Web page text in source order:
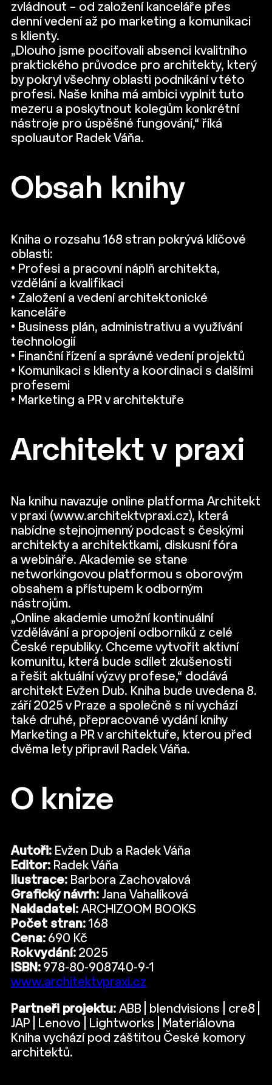
zvládnout – od založení kanceláře přes
denní vedení až po marketing a komunikaci
s klienty.
„Dlouho jsme pociťovali absenci kvalitního
praktického průvodce pro architekty, který
by pokryl všechny oblasti podnikání v této
profesi. Naše kniha má ambici vyplnit tuto
mezeru a poskytnout kolegům konkrétní
nástroje pro úspěšné fungování,“ říká
spoluautor Radek Váňa.
Obsah knihy
Kniha o rozsahu 168 stran pokrývá klíčové
oblasti:
• Profesi a pracovní náplň architekta,
vzdělání a kvalifikaci
• Založení a vedení architektonické
kanceláře
• Business plán, administrativu a využívání
technologií
• Finanční řízení a správné vedení projektů
• Komunikaci s klienty a koordinaci s dalšími
profesemi
• Marketing a PR v architektuře
Architekt v praxi
Na knihu navazuje online platforma Architekt
v praxi (www.architektvpraxi.cz), která
nabídne stejnojmenný podcast s českými
architekty a architektkami, diskusní fóra
a webináře. Akademie se stane
networkingovou platformou s oborovým
obsahem a přístupem k odborným
nástrojům.
„Online akademie umožní kontinuální
vzdělávání a propojení odborníků z celé
České republiky. Chceme vytvořit aktivní
komunitu, která bude sdílet zkušenosti
a řešit aktuální výzvy profese,“ dodává
architekt Evžen Dub. Kniha bude uvedena 8.
září 2025 v Praze a společně s ní vychází
také druhé, přepracované vydání knihy
Marketing a PR v architektuře, kterou před
dvěma lety připravil Radek Váňa.
O knize
Autoři: Evžen Dub a Radek Váňa
Editor: Radek Váňa
Ilustrace: Barbora Zachovalová
Grafický návrh: Jana Vahalíková
Nakladatel: ARCHIZOOM BOOKS
Počet stran: 168
Cena: 690 Kč
Rok vydání: 2025
ISBN: 978-80-908740-9-1
www.architektvpraxi.cz
Partneři projektu: ABB | blendvisions | cre8 |
JAP | Lenovo | Lightworks | Materiálovna
Kniha vychází pod záštitou České komory
architektů.